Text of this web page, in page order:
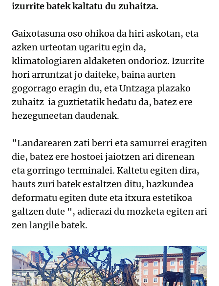
izurrite batek kaltatu du zuhaitza.
Gaixotasuna oso ohikoa da hiri askotan, eta
azken urteotan ugaritu egin da,
klimatologiaren aldaketen ondorioz. Izurrite
hori arruntzat jo daiteke, baina aurten
gogorrago eragin du, eta Untzaga plazako
zuhaitz ia guztietatik hedatu da, batez ere
hezeguneetan daudenak.
"Landarearen zati berri eta samurrei eragiten
die, batez ere hostoei jaiotzen ari direnean
eta gorringo terminalei. Kaltetu egiten dira,
hauts zuri batek estaltzen ditu, hazkundea
deformatu egiten dute eta itxura estetikoa
galtzen dute ", adierazi du mozketa egiten ari
zen langile batek.